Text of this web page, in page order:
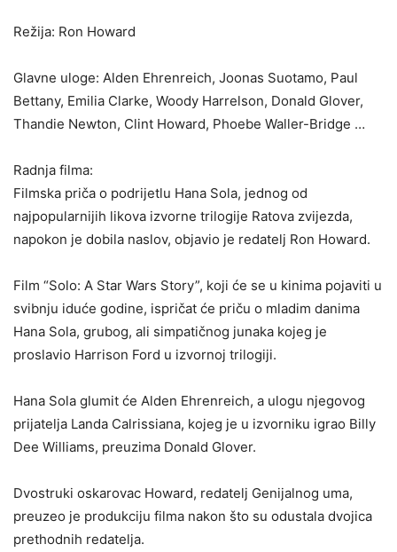
Režija: Ron Howard
Glavne uloge: Alden Ehrenreich, Joonas Suotamo, Paul
Bettany, Emilia Clarke, Woody Harrelson, Donald Glover,
Thandie Newton, Clint Howard, Phoebe Waller-Bridge …
Radnja filma:
Filmska priča o podrijetlu Hana Sola, jednog od
najpopularnijih likova izvorne trilogije Ratova zvijezda,
napokon je dobila naslov, objavio je redatelj Ron Howard.
Film “Solo: A Star Wars Story”, koji će se u kinima pojaviti u
svibnju iduće godine, ispričat će priču o mladim danima
Hana Sola, grubog, ali simpatičnog junaka kojeg je
proslavio Harrison Ford u izvornoj trilogiji.
Hana Sola glumit će Alden Ehrenreich, a ulogu njegovog
prijatelja Landa Calrissiana, kojeg je u izvorniku igrao Billy
Dee Williams, preuzima Donald Glover.
Dvostruki oskarovac Howard, redatelj Genijalnog uma,
preuzeo je produkciju filma nakon što su odustala dvojica
prethodnih redatelja.